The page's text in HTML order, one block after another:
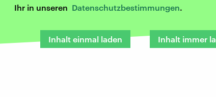
Ihr in unseren Datenschutzbestimmungen.
Inhalt einmal laden Inhalt immer